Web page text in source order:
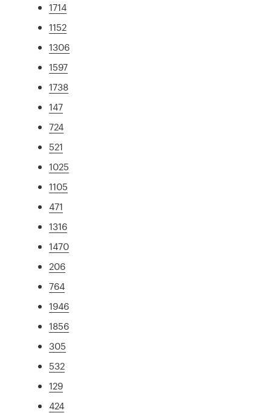
1714
1152
1306
1597
1738
147
724
521
1025
1105
471
1316
1470
206
764
1946
1856
305
532
129
424